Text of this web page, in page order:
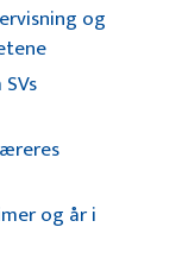
og
og år i